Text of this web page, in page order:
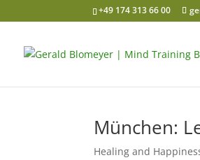
+49 174 313 66 00
München:
Healing and